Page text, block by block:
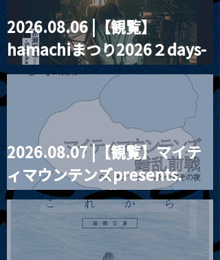
2026.03.01 |【観覧+配
信】昼）「幻想曲と月」
安齋孝秋 （Key）×
Chiaya （vo ）ユニット
初ライブ≪観覧チケッ
ト・THANK YOU SOLD
OUT!!≫
2026.08.06 |【観覧】
hamachiまつり2026２days-
月見ル君想フ編②
2026.08.07 |【観覧】マイテ
ィマウンテンズpresents.
“HALL-IN-ONE”